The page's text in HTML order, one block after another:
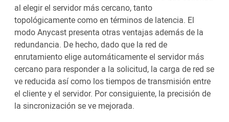
al elegir el servidor más cercano, tanto
topológicamente como en términos de latencia. El
modo Anycast presenta otras ventajas además de la
redundancia. De hecho, dado que la red de
enrutamiento elige automáticamente el servidor más
cercano para responder a la solicitud, la carga de red se
ve reducida así como los tiempos de transmisión entre
el cliente y el servidor. Por consiguiente, la precisión de
la sincronización se ve mejorada.